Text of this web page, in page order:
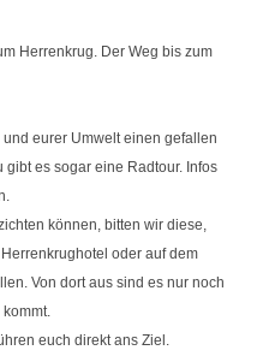
Herrenkrug. Der Weg bis zum
eurer Umwelt einen gefallen
es sogar eine Radtour. Infos
können, bitten wir diese,
oder auf dem
Von dort aus sind es nur noch
euch direkt ans Ziel.